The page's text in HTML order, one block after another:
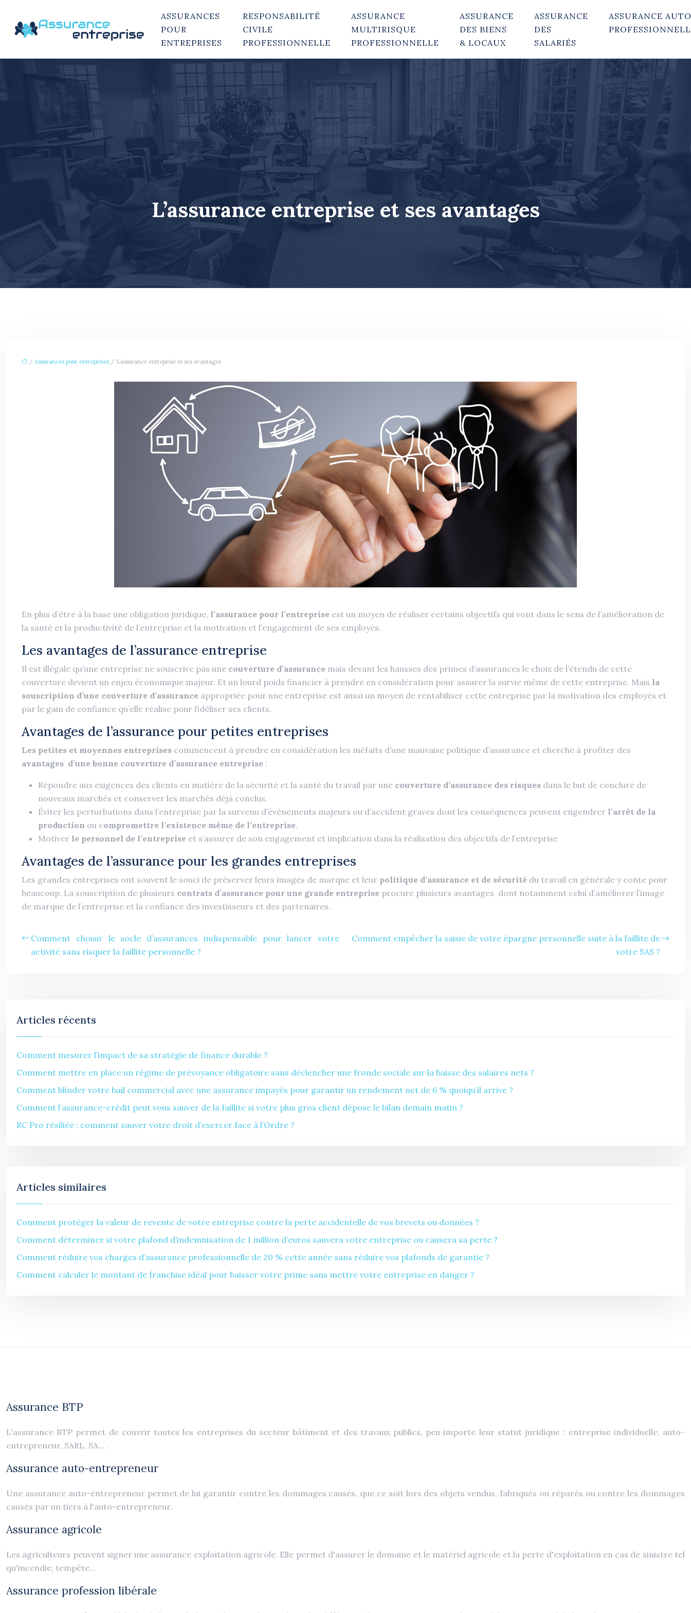
ASSURANCES
POUR
ENTREPRISES
RESPONSABILITÉ
CIVILE
PROFESSIONNELLE
ASSURANCE
MULTIRISQUE
PROFESSIONNELLE
ASSURANCE
DES BIENS
& LOCAUX
ASSURANCE
DES
SALARIÉS
ASSURANCE AUTO
L’assurance entreprise et ses avantages
/ Assurances pour entreprises / L’assurance entreprise et ses avantages
En plus d’être à la base une obligation juridique, l’assurance pour l’entreprise est un moyen de réaliser certains objectifs qui vont dans le sens de l’amélioration de
la santé et la productivité de l’entreprise et la motivation et l’engagement de ses employés.
Les avantages de l’assurance entreprise
Il est illégale qu’une entreprise ne souscrive pas une couverture d’assurance mais devant les hausses des primes d’assurances le choix de l’étendu de cette
couverture devient un enjeu économique majeur. Et un lourd poids financier à prendre en considération pour assurer la survie même de cette entreprise. Mais la
souscription d’une couverture d’assurance appropriée pour une entreprise est aussi un moyen de rentabiliser cette entreprise par la motivation des employés et
par le gain de confiance qu’elle réalise pour fidéliser ses clients.
Avantages de l’assurance pour petites entreprises
Les petites et moyennes entreprises commencent à prendre en considération les méfaits d’une mauvaise politique d’assurance et cherche à profiter des
avantages d’une bonne couverture d’assurance entreprise :
Répondre aux exigences des clients en matière de la sécurité et la santé du travail par une couverture d’assurance des risques dans le but de conclure de
nouveaux marchés et conserver les marchés déjà conclus.
Éviter les perturbations dans l’entreprise par la survenu d’évènements majeurs ou d’accident graves dont les conséquences peuvent engendrer l’arrêt de la
production ou compromettre l’existence même de l’entreprise.
Motiver le personnel de l’entreprise et s’assurer de son engagement et implication dans la réalisation des objectifs de l’entreprise
Avantages de l’assurance pour les grandes entreprises
Les grandes entreprises ont souvent le souci de préserver leurs images de marque et leur politique d’assurance et de sécurité du travail en générale y conte pour
beaucoup. La souscription de plusieurs contrats d’assurance pour une grande entreprise procure plusieurs avantages dont notamment celui d’améliorer l’image
de marque de l’entreprise et la confiance des investisseurs et des partenaires.
Comment choisir le socle d’assurances indispensable pour lancer votre
activité sans risquer la faillite personnelle ?
Comment empêcher la saisie de votre épargne personnelle suite à la faillite de
votre SAS ?
Articles récents
Comment mesurer l’impact de sa stratégie de finance durable ?
Comment mettre en place un régime de prévoyance obligatoire sans déclencher une fronde sociale sur la baisse des salaires nets ?
Comment blinder votre bail commercial avec une assurance impayés pour garantir un rendement net de 6 % quoiqu’il arrive ?
Comment l’assurance-crédit peut vous sauver de la faillite si votre plus gros client dépose le bilan demain matin ?
RC Pro résiliée : comment sauver votre droit d’exercer face à l’Ordre ?
Articles similaires
Comment protéger la valeur de revente de votre entreprise contre la perte accidentelle de vos brevets ou données ?
Comment déterminer si votre plafond d’indemnisation de 1 million d’euros sauvera votre entreprise ou causera sa perte ?
Comment réduire vos charges d’assurance professionnelle de 20 % cette année sans réduire vos plafonds de garantie ?
Comment calculer le montant de franchise idéal pour baisser votre prime sans mettre votre entreprise en danger ?
Assurance BTP
L'assurance BTP permet de couvrir toutes les entreprises du secteur bâtiment et des travaux publics, peu importe leur statut juridique : entreprise individuelle, auto-
entrepreneur, SARL, SA... .
Assurance auto-entrepreneur
Une assurance auto-entrepreneur permet de lui garantir contre les dommages causés, que ce soit lors des objets vendus, fabriqués ou réparés ou contre les dommages
causés par un tiers à l'auto-entrepreneur.
Assurance agricole
Les agriculteurs peuvent signer une assurance exploitation agricole. Elle permet d'assurer le domaine et le matériel agricole et la perte d'exploitation en cas de sinistre tel
qu'incendie, tempête...
Assurance profession libérale